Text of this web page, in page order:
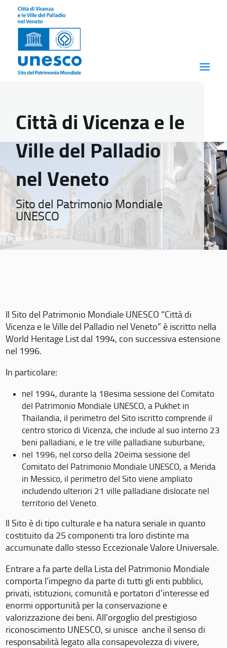
Città di Vicenza e le
Ville del Palladio
nel Veneto
Sito del Patrimonio Mondiale
UNESCO
Il Sito del Patrimonio Mondiale UNESCO “Città di
Vicenza e le Ville del Palladio nel Veneto” è iscritto nella
World Heritage List dal 1994, con successiva estensione
nel 1996.
In particolare:
nel 1994, durante la 18esima sessione del Comitato
del Patrimonio Mondiale UNESCO, a Pukhet in
Thailandia, il perimetro del Sito iscritto comprende il
centro storico di Vicenza, che include al suo interno 23
beni palladiani, e le tre ville palladiane suburbane;
nel 1996, nel corso della 20eima sessione del
Comitato del Patrimonio Mondiale UNESCO, a Merida
in Messico, il perimetro del Sito viene ampliato
includendo ulteriori 21 ville palladiane dislocate nel
territorio del Veneto.
Il Sito è di tipo culturale e ha natura seriale in quanto
costituito da 25 componenti tra loro distinte ma
accumunate dallo stesso Eccezionale Valore Universale.
Entrare a fa parte della Lista del Patrimonio Mondiale
comporta l’impegno da parte di tutti gli enti pubblici,
privati, istituzioni, comunità e portatori d’interesse ed
enormi opportunità per la conservazione e
valorizzazione dei beni. All’orgoglio del prestigioso
riconoscimento UNESCO, si unisce anche il senso di
responsabilità legato alla consapevolezza di vivere,